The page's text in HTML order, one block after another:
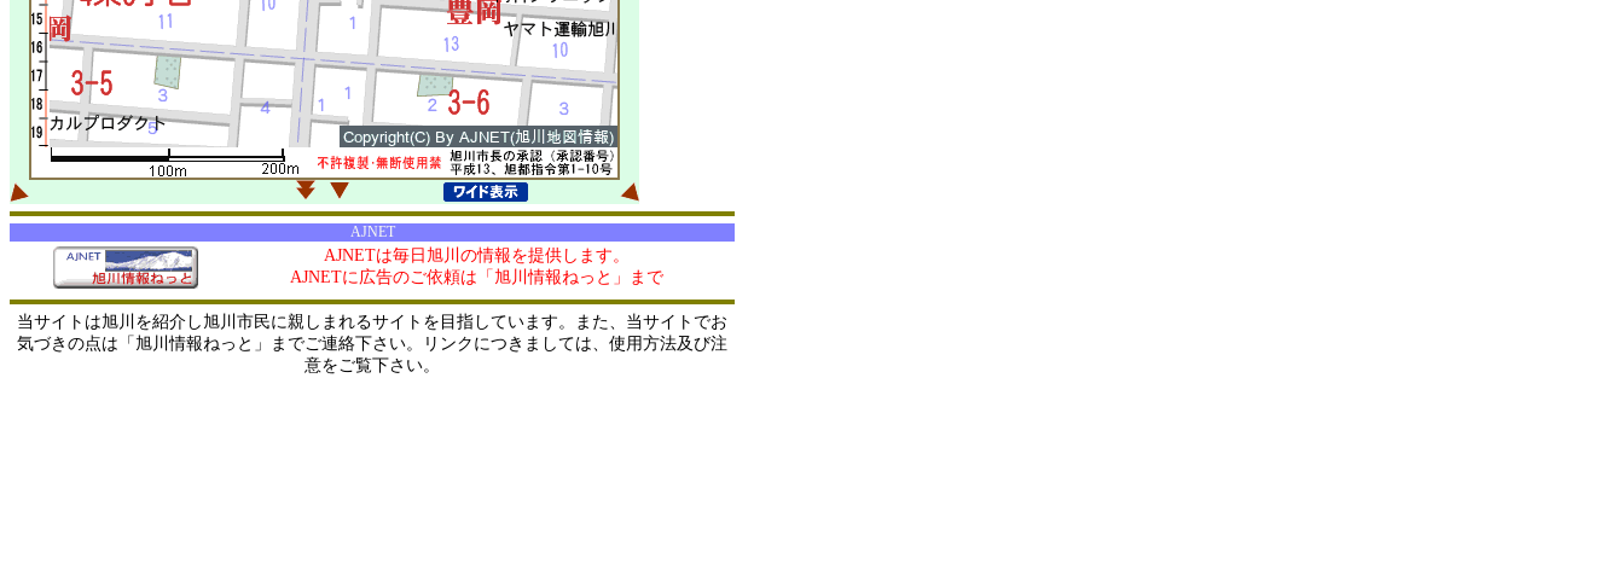
AJNET
AJNETは毎日旭川の情報を提供します。
AJNETに広告のご依頼は「旭川情報ねっと」まで
当サイトは旭川を紹介し旭川市民に親しまれるサイトを目指しています。また、当サイトでお
気づきの点は「旭川情報ねっと」までご連絡下さい。リンクにつきましては、使用方法及び注
意をご覧下さい。